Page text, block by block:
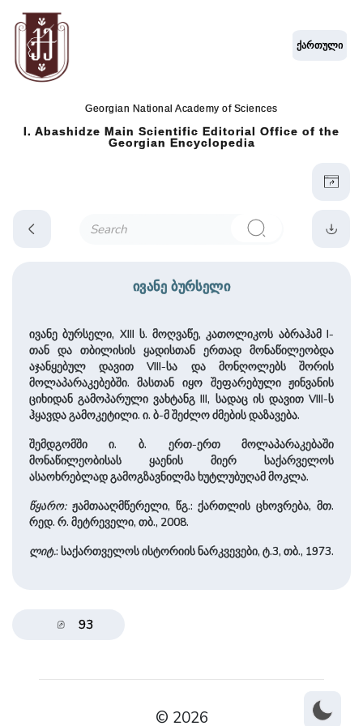
Georgian National Academy of Sciences
I. Abashidze Main Scientific Editorial Office of the
Georgian Encyclopedia
ქართული
ივანე ბურსელი
ივანე ბურსელი, XIII ს. მოღვაწე, კათოლიკოს აბრაჰამ I-
თან და თბილისის ყადისთან ერთად მონაწილეობდა
აჯანყებულ დავით VIII-სა და მონღოლებს შორის
მოლაპარაკებებში. მასთან იყო შეფარებული ჟინვანის
ციხიდან გამოპარული ვახტანგ III, სადაც ის დავით VIII-ს
ჰყავდა გამოკეტილი. ი. ბ-მ შეძლო ძმების დაზავება.
შემდგომში ი. ბ. ერთ-ერთ მოლაპარაკებაში
მონაწილეობისას ყაენის მიერ საქარველოს
ასაოხრებლად გამოგზავნილმა ხუტლუბუღამ მოკლა.
წყარო:ჟამთააღმწერელი, წგ.: ქართლის ცხოვრება, მთ.
რედ. რ. მეტრეველი, თბ., 2008.
ლიტ.: საქართველოს ისტორიის ნარკვევები, ტ.3, თბ., 1973.
93
© 2026